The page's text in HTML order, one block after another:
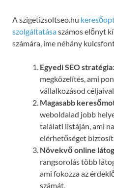
A szigetizsoltseo.hu
szolgáltatásaszámos előnyt
számára, íme néhány
Egyedi SEO stratégia
megközelítés, ami
vállalkozásod
Magasabb
weboldalad jobb
találati listáján, ami
elérhetőséget
Növekvő online
rangsorolás több
ami fokozza az
számát.